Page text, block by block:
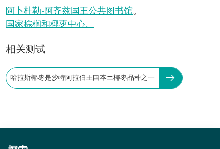
阿卜杜勒-阿齐兹国王公共图书馆。
国家棕榈和椰枣中心。
相关测试
哈拉斯椰枣是沙特阿拉伯王国本土椰枣品种之一